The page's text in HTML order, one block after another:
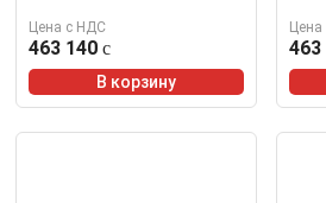
Цена с НДС
463 140
В корзину
463